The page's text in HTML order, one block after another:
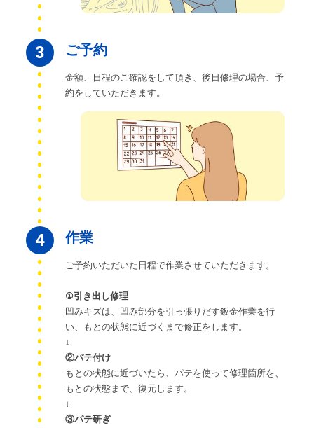
3 ご予約
金額、日程のご確認をして頂き、後日修理の場合、予
約をしていただきます。
4 作業
ご予約いただいた日程で作業させていただきます。
①引き出し修理
凹みキズは、凹み部分を引っ張りだす鈑金作業を行
い、もとの状態に近づくまで修正をします。
↓
②パテ付け
もとの状態に近づいたら、パテを使って修理箇所を、
もとの状態まで、復元します。
↓
③パテ研ぎ